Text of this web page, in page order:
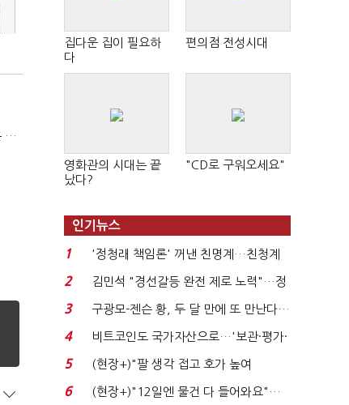
(긴급진단)"미 중동외교 정책 무너졌다…5차 중동전 가능성은 낮아"
집다운 집이 필요하
다
편의점 전성시대
영화관의 시대는 끝
났다?
"CD로 구워오세요"
인기뉴스
1
'정청래 책임론' 꺼낸 친명계…친청계
는 추가투표 때리기...
2
김민석 "경선갈등 완전 제로 노력"…정
청래 "반명 공세 사...
3
구광모-젠슨 황, 두 달 만에 또 만난다…
로봇·AI 등 논...
4
비트코인도 국가자산으로…'보관·평가·
처분' 기준은 ...
5
(현장+)"팔 생각 접고 호가 높여
요"…'덜 똘똘한 한 채' 20...
6
(현장+)"12일엔 물건 다 들어와요"…